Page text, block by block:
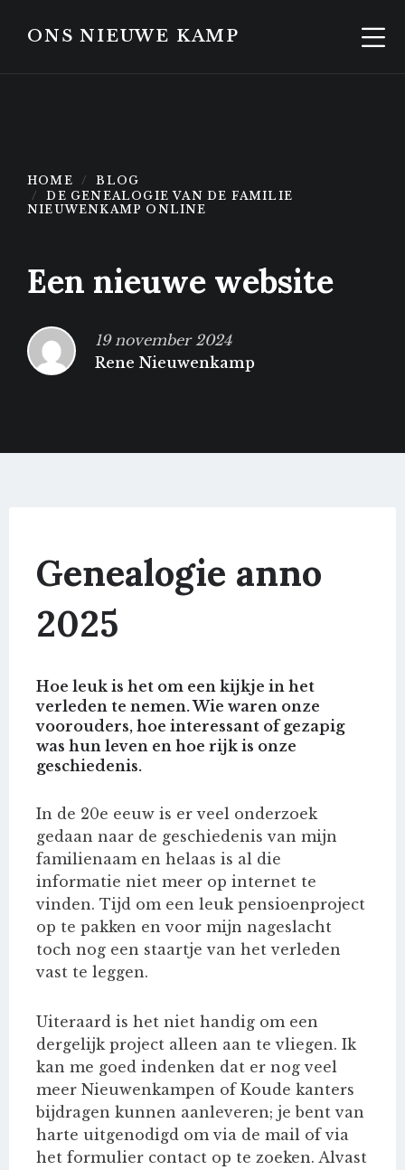
content
footerONS NIEUWE KAMP
HOME
BLOG
DE GENEALOGIE VAN DE FAMILIE
NIEUWENKAMP ONLINE
Een nieuwe website
19 november 2024
Rene Nieuwenkamp
Genealogie anno
2025
Hoe leuk is het om een kijkje in het
verleden te nemen. Wie waren onze
voorouders, hoe interessant of gezapig
was hun leven en hoe rijk is onze
geschiedenis.
In de 20e eeuw is er veel onderzoek
gedaan naar de geschiedenis van mijn
familienaam en helaas is al die
informatie niet meer op internet te
vinden. Tijd om een leuk pensioenproject
op te pakken en voor mijn nageslacht
toch nog een staartje van het verleden
vast te leggen.
Uiteraard is het niet handig om een
dergelijk project alleen aan te vliegen. Ik
kan me goed indenken dat er nog veel
meer Nieuwenkampen of Koude kanters
bijdragen kunnen aanleveren; je bent van
harte uitgenodigd om via de mail of via
het formulier contact op te zoeken. Alvast